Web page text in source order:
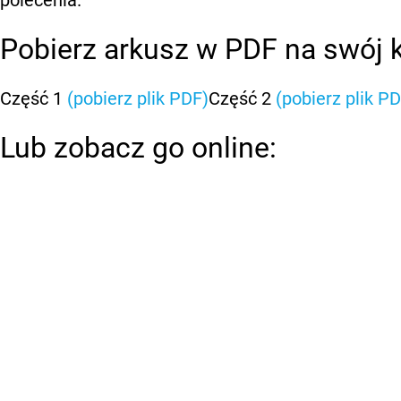
Pobierz arkusz w PDF na swój
Część 1 (pobierz plik PDF)Część 2 (pobierz plik
Lub zobacz go online: